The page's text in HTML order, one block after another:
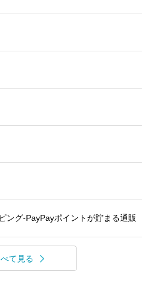
ング-PayPayポイントが貯まる通販
て見る